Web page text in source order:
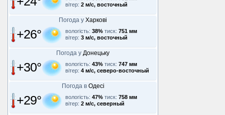
вітер: 2 м/с, восточный
Погода у Харкові
+26° вологість: 38% тиск: 751 мм
вітер: 3 м/с, восточный
Погода у Донецьку
+30° вологість: 43% тиск: 747 мм
вітер: 4 м/с, северо-восточный
Погода в Одесі
+29° вологість: 47% тиск: 758 мм
вітер: 2 м/с, северный